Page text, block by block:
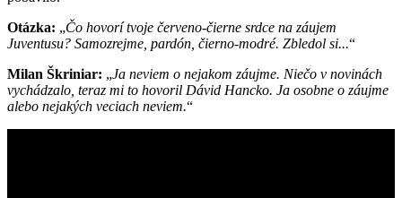
Otázka:
Čo hovorí tvoje červeno-čierne srdce na záujem
Juventusu? Samozrejme, pardón, čierno-modré. Zbledol si...
Milan Škriniar:
Ja neviem o nejakom záujme. Niečo v novinách
vychádzalo, teraz mi to hovoril Dávid Hancko. Ja osobne o záujme
alebo nejakých veciach neviem.